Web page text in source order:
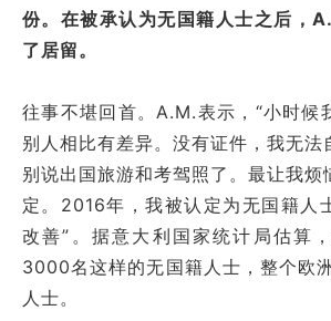
份。在被承认为无国籍人士之后，
了居留。
往事不堪回首。A.M.表示，“小时候
别人相比有差异。没有证件，我无法
别说出国旅游和考驾照了。最让我烦
定。2016年，我被认定为无国籍人
改善”。据意大利国家统计局估算
3000名这样的无国籍人士，整个欧
人士。